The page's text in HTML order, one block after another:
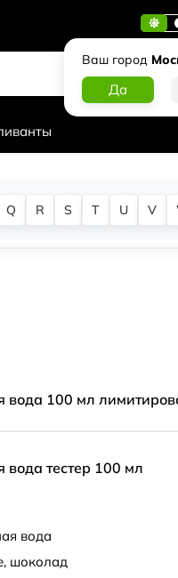
Ваш город
Q R S T U V
вода 100 мл
вода тестер 100 мл
вода
шоколад